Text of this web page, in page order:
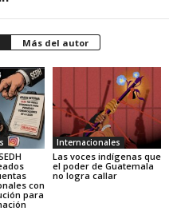
Más del autor
con
para
Internacionales
Las voces indígenas que
el poder de Guatemala
no logra callar